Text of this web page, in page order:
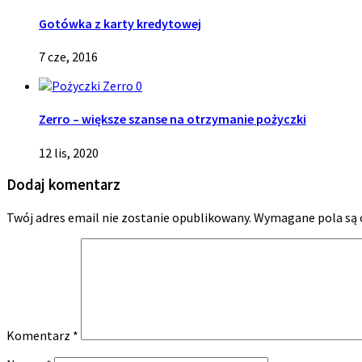
Gotówka z karty kredytowej
7 cze, 2016
0
Zerro – większe szanse na otrzymanie pożyczki
12 lis, 2020
Dodaj komentarz
Twój adres email nie zostanie opublikowany. Wymagane pola są
Komentarz *